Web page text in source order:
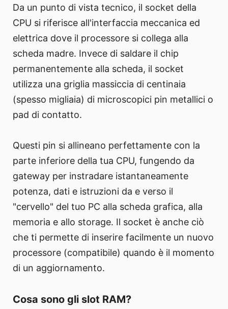
Da un punto di vista tecnico, il socket della
CPU si riferisce all'interfaccia meccanica ed
elettrica dove il processore si collega alla
scheda madre. Invece di saldare il chip
permanentemente alla scheda, il socket
utilizza una griglia massiccia di centinaia
(spesso migliaia) di microscopici pin metallici o
pad di contatto.
Questi pin si allineano perfettamente con la
parte inferiore della tua CPU, fungendo da
gateway per instradare istantaneamente
potenza, dati e istruzioni da e verso il
"cervello" del tuo PC alla scheda grafica, alla
memoria e allo storage. Il socket è anche ciò
che ti permette di inserire facilmente un nuovo
processore (compatibile) quando è il momento
di un aggiornamento.
Cosa sono gli slot RAM?